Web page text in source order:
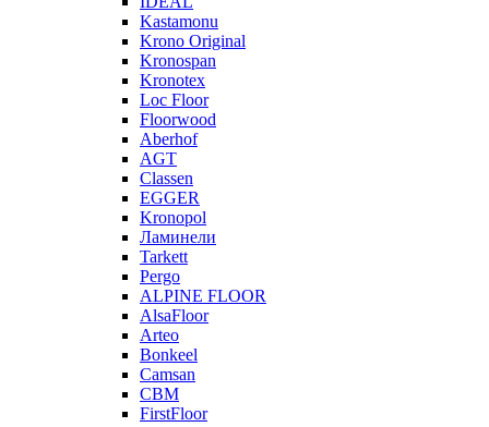
Kastamonu
Krono Original
Kronospan
Kronotex
Loc Floor
Floorwood
Aberhof
AGT
Classen
EGGER
Kronopol
Ламинели
Tarkett
Pergo
ALPINE FLOOR
AlsaFloor
Arteo
Bonkeel
Camsan
CBM
FirstFloor